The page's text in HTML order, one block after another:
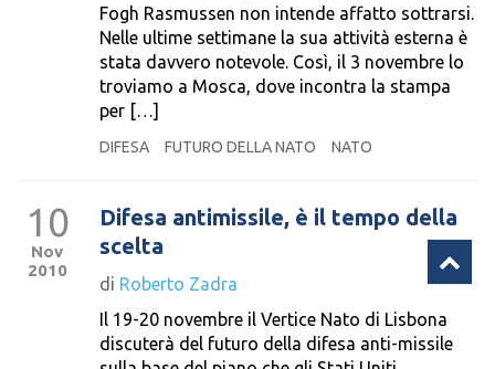
Fogh Rasmussen non intende affatto sottrarsi.
Nelle ultime settimane la sua attività esterna è
stata davvero notevole. Così, il 3 novembre lo
troviamo a Mosca, dove incontra la stampa
per […]
DIFESA FUTURO DELLA NATO NATO
10
Nov
2010
Difesa antimissile, è il tempo della
scelta
di Roberto Zadra
Il 19-20 novembre il Vertice Nato di Lisbona
discuterà del futuro della difesa anti-missile